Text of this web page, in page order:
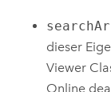
dieser
Viewer
Online